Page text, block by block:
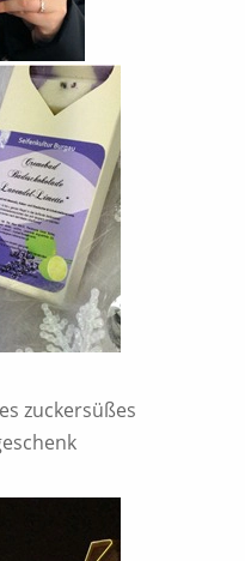
zuckersüßes